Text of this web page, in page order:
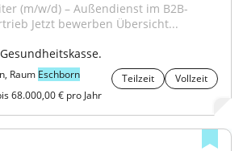
(m/w/d) – Außendienst im B2B-
Jetzt bewerben Übersicht...
Raum Eschborn Teilzeit
Vollzeit
68.000,00 € pro Jahr